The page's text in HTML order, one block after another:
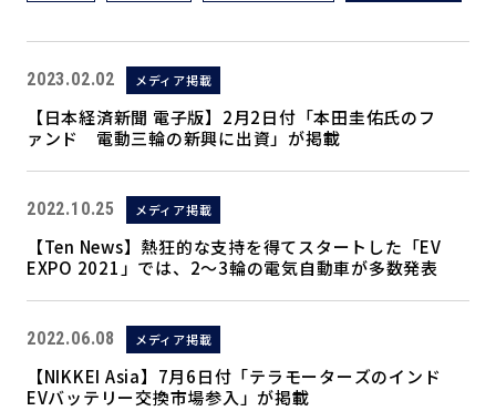
2023.02.02 メディア掲載
【日本経済新聞 電子版】2月2日付「本田圭佑氏のフ
ァンド 電動三輪の新興に出資」が掲載
2022.10.25 メディア掲載
【Ten News】熱狂的な支持を得てスタートした「EV
EXPO 2021」では、2～3輪の電気自動車が多数発表
2022.06.08 メディア掲載
【NIKKEI Asia】7月6日付「テラモーターズのインド
EVバッテリー交換市場参入」が掲載